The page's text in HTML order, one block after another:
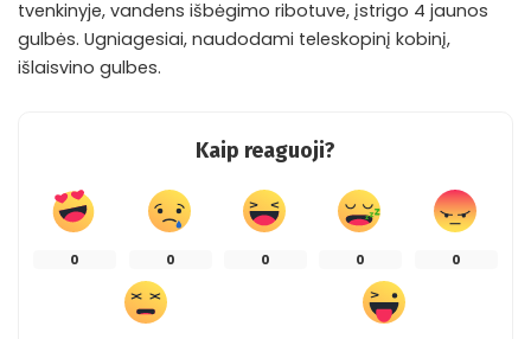
tvenkinyje, vandens išbėgimo ribotuve, įstrigo 4 jaunos
gulbės. Ugniagesiai, naudodami teleskopinį kobinį,
išlaisvino gulbes.
Kaip reaguoji?
0 0 0 0 0